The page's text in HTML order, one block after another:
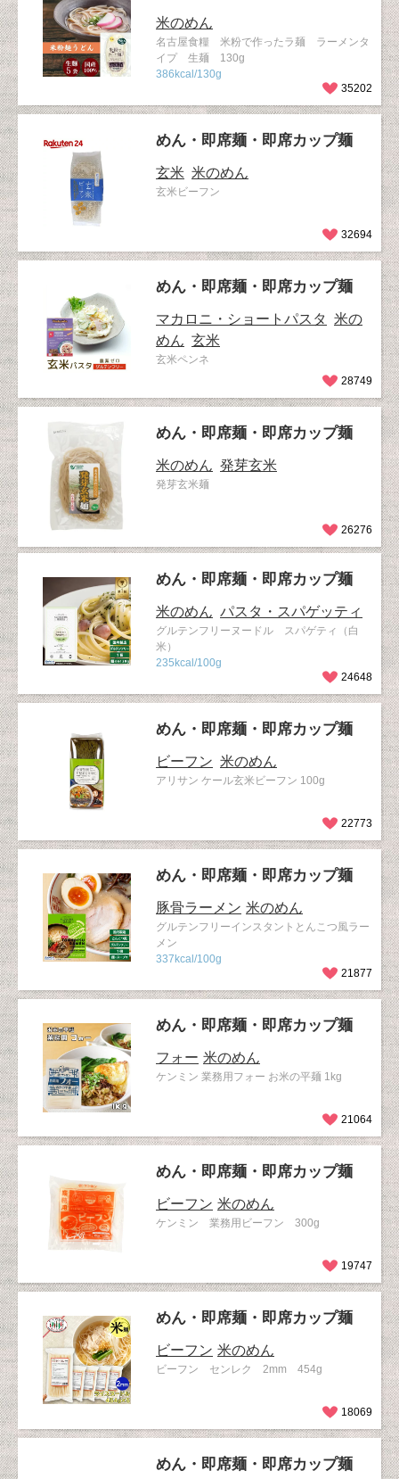
米のめん
名古屋食糧 米粉で作ったラ麺 ラーメンタ
イプ 生麺 130g
386kcal/130g
35202
めん・即席麺・即席カップ麺
玄米 米のめん
玄米ビーフン
32694
めん・即席麺・即席カップ麺
マカロニ・ショートパスタ 米の
めん 玄米
玄米ペンネ
28749
めん・即席麺・即席カップ麺
米のめん 発芽玄米
発芽玄米麺
26276
めん・即席麺・即席カップ麺
米のめん パスタ・スパゲッティ
グルテンフリーヌードル スパゲティ（白
米）
235kcal/100g
24648
めん・即席麺・即席カップ麺
ビーフン 米のめん
アリサン ケール玄米ビーフン 100g
22773
めん・即席麺・即席カップ麺
豚骨ラーメン 米のめん
グルテンフリーインスタントとんこつ風ラー
メン
337kcal/100g
21877
めん・即席麺・即席カップ麺
フォー 米のめん
ケンミン 業務用フォー お米の平麺 1kg
21064
めん・即席麺・即席カップ麺
ビーフン 米のめん
ケンミン 業務用ビーフン 300g
19747
めん・即席麺・即席カップ麺
ビーフン 米のめん
ビーフン センレク 2mm 454g
18069
めん・即席麺・即席カップ麺